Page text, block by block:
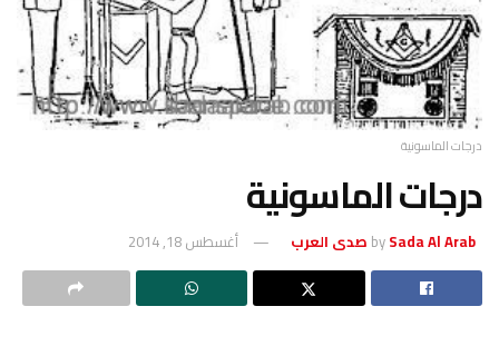
درجات الماسونية
درجات الماسونية
bySada Al Arab صدى العرب أغسطس 18, 2014